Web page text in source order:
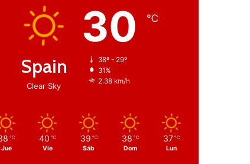
Spain
Clear Sky
30 ℃
38º - 29º
31%
2.38 km/h
℃
Jue
40 ℃
Vie
39 ℃
Sáb
38 ℃
Dom
37 ℃
Lun